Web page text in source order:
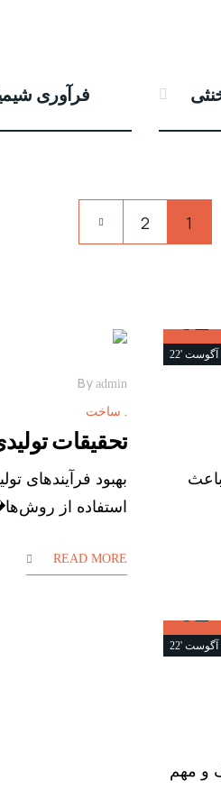
فرآوری
1
2
آگوست '22
By admin
ساخت
تحقیقات
بهبود فرآیندهای
استفاده از
READ MORE
02
آگوست '22
و مهم